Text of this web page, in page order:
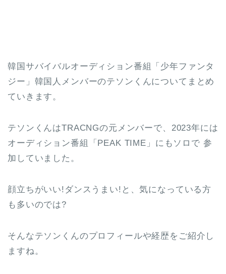
韓国サバイバルオーディション番組「少年ファンタ
ジー」韓国人メンバーのテソンくんについてまとめ
ていきます。
テソンくんはTRACNGの元メンバーで、2023年には
オーディション番組「PEAK TIME」にもソロで 参
加していました。
顔立ちがいい!ダンスうまい!と、気になっている方
も多いのでは?
そんなテソンくんのプロフィールや経歴をご紹介し
ますね。